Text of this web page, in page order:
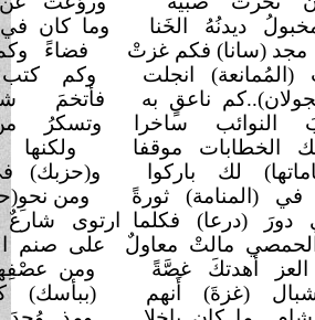
وما كان في دعوى الهوى متواضعا
فضاءً وكم (نجمًا) أبانتْهُ ساطعا
وكم كتب الغاوون عنها روائعا
فأتخمَ شاشاتٍ..وأعيا مطابعا
وتسكرُ من تصفيقهم متتابعا
ولكنها كانت لديك بضائعا
و(حزبك) في لبنان شاهوا صنائعا
ومن نحوِ(حمصٍ) لا يرون المصارعا
ارتوى شارعٌ منها كسا الدمُ شارعا
على صنم الخوف الذي ظل قابعا
ومن عصْفِها الجبار كم بت ضائعا
(ببأسك) كانوا للزواحفِ رادِعا